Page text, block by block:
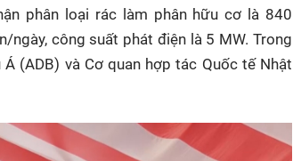
phân loại rác làm phân hữu cơ là 840
công suất phát điện là 5 MW. Trong
(ADB) và Cơ quan hợp tác Quốc tế Nhật